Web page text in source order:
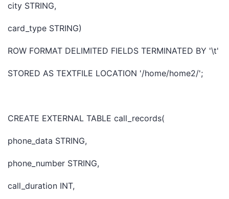
city STRING,
card_type STRING)
ROW FORMAT DELIMITED FIELDS TERMINATED BY '\t'
STORED AS TEXTFILE LOCATION '/home/home2/';
CREATE EXTERNAL TABLE call_records(
phone_data STRING,
phone_number STRING,
call_duration INT,